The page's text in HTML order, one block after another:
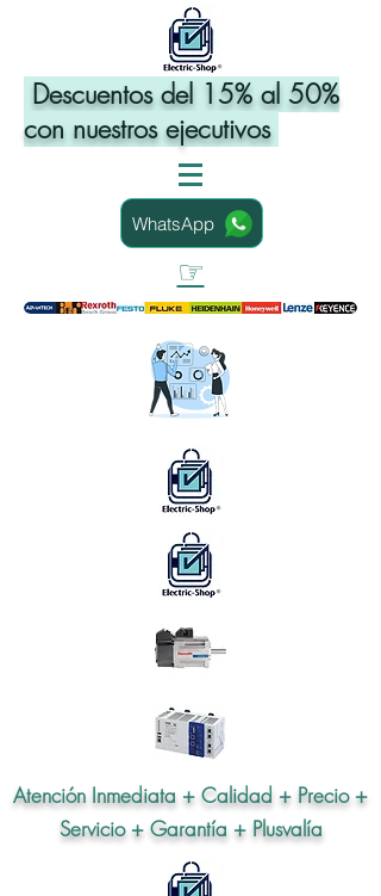
Descuentos del 15% al 50%
con nuestros ejecutivos
WhatsApp
☞
Atención Inmediata + Calidad + Precio +
Servicio + Garantía + Plusvalía